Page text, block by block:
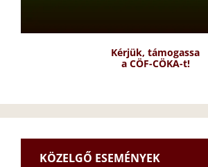
Kérjük, támogassa
a CÖF-CÖKA-t!
KÖZELGŐ ESEMÉNYEK